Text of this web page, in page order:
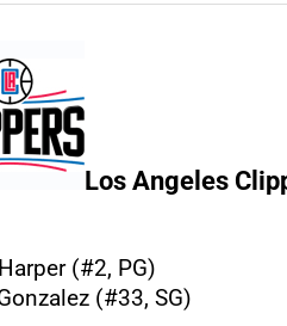
Los Angeles
(#2, PG)
(#33, SG)